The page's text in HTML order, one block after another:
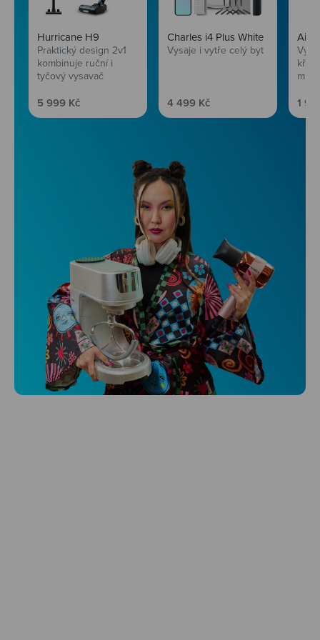
Hurricane H9
Praktický design 2v1
kombinuje ruční i
tyčový vysavač
Prodejní cena
5 999 Kč
Charles i4 Plus White
Vysaje i vytře celý byt
Prodejní cena
4 499 Kč 1
Niceboy ONE Ultra
Hlídá ti zdraví, spánek i pohyb a ještě k
tomu platí.